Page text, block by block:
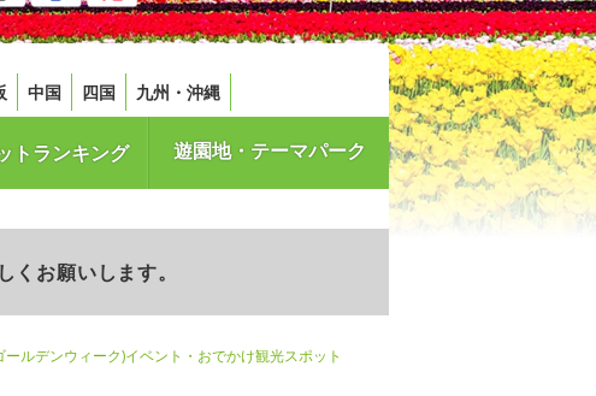
中国 四国 九州・沖縄
トランキング 遊園地・テーマパーク
お願いします。
ールデンウィーク)イベント・おでかけ観光スポット